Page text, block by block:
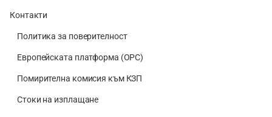
Контакти
Политика за поверителност
Европейската платформа (ОРС)
Помирителна комисия към КЗП
Стоки на изплащане